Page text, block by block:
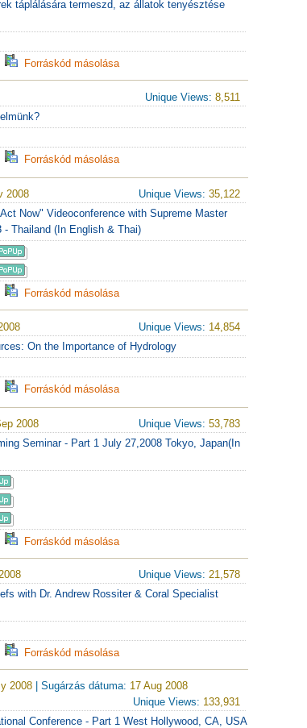
táplálására termeszd, az állatok tenyésztése
Forráskód másolása
Unique Views: 8,511
Forráskód másolása
2008 Unique Views: 35,122
Now" Videoconference with Supreme Master
- Thailand (In English & Thai)
Forráskód másolása
Unique Views: 14,854
On the Importance of Hydrology
Forráskód másolása
2008 Unique Views: 53,783
Seminar - Part 1 July 27,2008 Tokyo, Japan(In
Forráskód másolása
Unique Views: 21,578
with Dr. Andrew Rossiter & Coral Specialist
Forráskód másolása
2008 | Sugárzás dátuma: 17 Aug 2008
Unique Views: 133,931
Conference - Part 1 West Hollywood, CA, USA